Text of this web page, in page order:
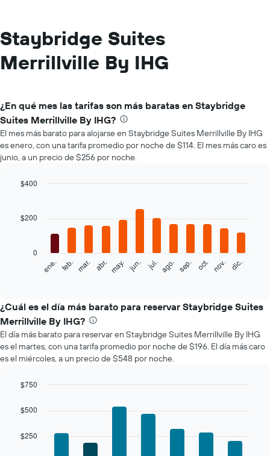
Staybridge Suites
Merrillville By IHG
¿En qué mes las tarifas son más baratas en Staybridge
Suites Merrillville By IHG?
El mes más barato para alojarse en Staybridge Suites Merrillville By IHG
es enero, con una tarifa promedio por noche de $114. El mes más caro es
junio, a un precio de $256 por noche.
with
siguiente
el
precio
promedio
de
una
habitación
mes
gráfico
eje
ene. feb. mar. abr. may. jun. jul. ago. sep. oct. nov. dic.
0
$200
$400
¿Cuál es el día más barato para reservar Staybridge Suites
Merrillville By IHG?
El día más barato para reservar en Staybridge Suites Merrillville By IHG
es el martes, con una tarifa promedio por noche de $196. El día más caro
es el miércoles, a un precio de $548 por noche.
chart
with
bars.
graphic.
$250
$500
$750